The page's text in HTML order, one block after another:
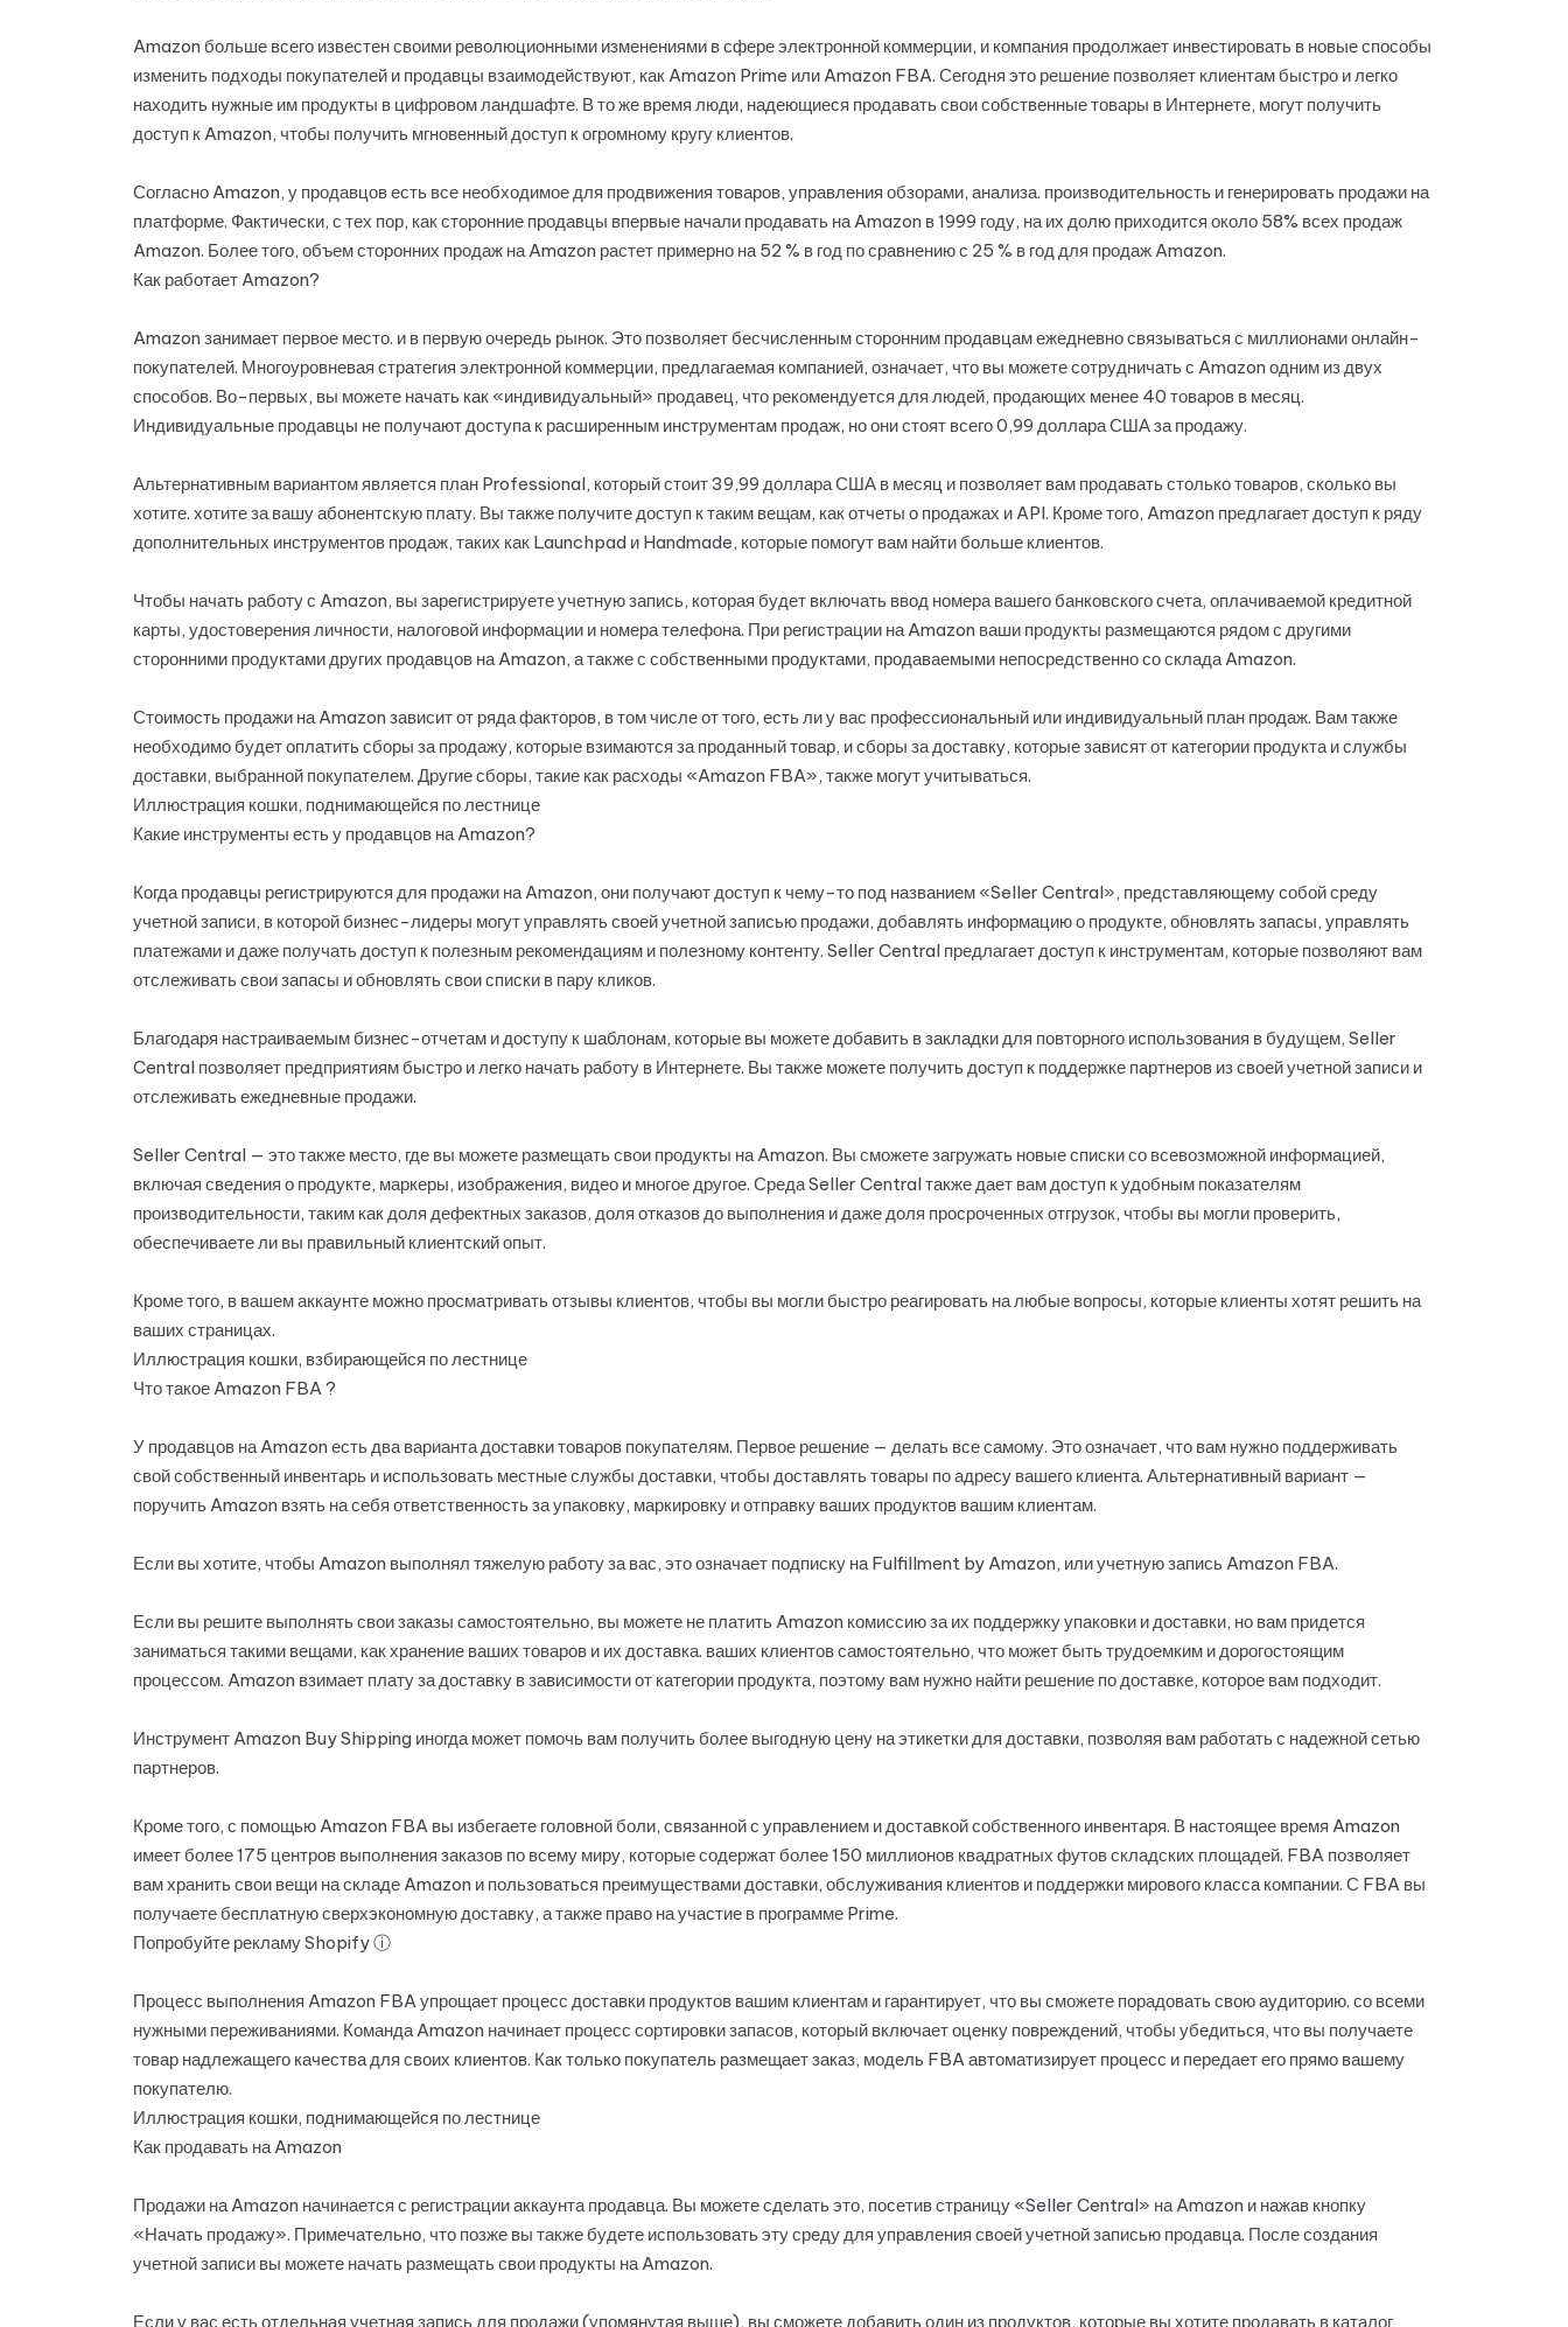
Amazon больше всего известен своими революционными изменениями в сфере электронной коммерции, и компания продолжает инвестировать в новые способы
изменить подходы покупателей и продавцы взаимодействуют, как Amazon Prime или Amazon FBA. Сегодня это решение позволяет клиентам быстро и легко
находить нужные им продукты в цифровом ландшафте. В то же время люди, надеющиеся продавать свои собственные товары в Интернете, могут получить
доступ к Amazon, чтобы получить мгновенный доступ к огромному кругу клиентов.
Согласно Amazon, у продавцов есть все необходимое для продвижения товаров, управления обзорами, анализа. производительность и генерировать продажи на
платформе. Фактически, с тех пор, как сторонние продавцы впервые начали продавать на Amazon в 1999 году, на их долю приходится около 58% всех продаж
Amazon. Более того, объем сторонних продаж на Amazon растет примерно на 52 % в год по сравнению с 25 % в год для продаж Amazon.
Как работает Amazon?
Amazon занимает первое место. и в первую очередь рынок. Это позволяет бесчисленным сторонним продавцам ежедневно связываться с миллионами онлайн-
покупателей. Многоуровневая стратегия электронной коммерции, предлагаемая компанией, означает, что вы можете сотрудничать с Amazon одним из двух
способов. Во-первых, вы можете начать как «индивидуальный» продавец, что рекомендуется для людей, продающих менее 40 товаров в месяц.
Индивидуальные продавцы не получают доступа к расширенным инструментам продаж, но они стоят всего 0,99 доллара США за продажу.
Альтернативным вариантом является план Professional, который стоит 39,99 доллара США в месяц и позволяет вам продавать столько товаров, сколько вы
хотите. хотите за вашу абонентскую плату. Вы также получите доступ к таким вещам, как отчеты о продажах и API. Кроме того, Amazon предлагает доступ к ряду
дополнительных инструментов продаж, таких как Launchpad и Handmade, которые помогут вам найти больше клиентов.
Чтобы начать работу с Amazon, вы зарегистрируете учетную запись, которая будет включать ввод номера вашего банковского счета, оплачиваемой кредитной
карты, удостоверения личности, налоговой информации и номера телефона. При регистрации на Amazon ваши продукты размещаются рядом с другими
сторонними продуктами других продавцов на Amazon, а также с собственными продуктами, продаваемыми непосредственно со склада Amazon.
Стоимость продажи на Amazon зависит от ряда факторов, в том числе от того, есть ли у вас профессиональный или индивидуальный план продаж. Вам также
необходимо будет оплатить сборы за продажу, которые взимаются за проданный товар, и сборы за доставку, которые зависят от категории продукта и службы
доставки, выбранной покупателем. Другие сборы, такие как расходы «Amazon FBA», также могут учитываться.
Иллюстрация кошки, поднимающейся по лестнице
Какие инструменты есть у продавцов на Amazon?
Когда продавцы регистрируются для продажи на Amazon, они получают доступ к чему-то под названием «Seller Central», представляющему собой среду
учетной записи, в которой бизнес-лидеры могут управлять своей учетной записью продажи, добавлять информацию о продукте, обновлять запасы, управлять
платежами и даже получать доступ к полезным рекомендациям и полезному контенту. Seller Central предлагает доступ к инструментам, которые позволяют вам
отслеживать свои запасы и обновлять свои списки в пару кликов.
Благодаря настраиваемым бизнес-отчетам и доступу к шаблонам, которые вы можете добавить в закладки для повторного использования в будущем, Seller
Central позволяет предприятиям быстро и легко начать работу в Интернете. Вы также можете получить доступ к поддержке партнеров из своей учетной записи и
отслеживать ежедневные продажи.
Seller Central — это также место, где вы можете размещать свои продукты на Amazon. Вы сможете загружать новые списки со всевозможной информацией,
включая сведения о продукте, маркеры, изображения, видео и многое другое. Среда Seller Central также дает вам доступ к удобным показателям
производительности, таким как доля дефектных заказов, доля отказов до выполнения и даже доля просроченных отгрузок, чтобы вы могли проверить,
обеспечиваете ли вы правильный клиентский опыт.
Кроме того, в вашем аккаунте можно просматривать отзывы клиентов, чтобы вы могли быстро реагировать на любые вопросы, которые клиенты хотят решить на
ваших страницах.
Иллюстрация кошки, взбирающейся по лестнице
Что такое Amazon FBA ?
У продавцов на Amazon есть два варианта доставки товаров покупателям. Первое решение — делать все самому. Это означает, что вам нужно поддерживать
свой собственный инвентарь и использовать местные службы доставки, чтобы доставлять товары по адресу вашего клиента. Альтернативный вариант —
поручить Amazon взять на себя ответственность за упаковку, маркировку и отправку ваших продуктов вашим клиентам.
Если вы хотите, чтобы Amazon выполнял тяжелую работу за вас, это означает подписку на Fulfillment by Amazon, или учетную запись Amazon FBA.
Если вы решите выполнять свои заказы самостоятельно, вы можете не платить Amazon комиссию за их поддержку упаковки и доставки, но вам придется
заниматься такими вещами, как хранение ваших товаров и их доставка. ваших клиентов самостоятельно, что может быть трудоемким и дорогостоящим
процессом. Amazon взимает плату за доставку в зависимости от категории продукта, поэтому вам нужно найти решение по доставке, которое вам подходит.
Инструмент Amazon Buy Shipping иногда может помочь вам получить более выгодную цену на этикетки для доставки, позволяя вам работать с надежной сетью
партнеров.
Кроме того, с помощью Amazon FBA вы избегаете головной боли, связанной с управлением и доставкой собственного инвентаря. В настоящее время Amazon
имеет более 175 центров выполнения заказов по всему миру, которые содержат более 150 миллионов квадратных футов складских площадей. FBA позволяет
вам хранить свои вещи на складе Amazon и пользоваться преимуществами доставки, обслуживания клиентов и поддержки мирового класса компании. С FBA вы
получаете бесплатную сверхэкономную доставку, а также право на участие в программе Prime.
Попробуйте рекламу Shopify ⓘ
Процесс выполнения Amazon FBA упрощает процесс доставки продуктов вашим клиентам и гарантирует, что вы сможете порадовать свою аудиторию. со всеми
нужными переживаниями. Команда Amazon начинает процесс сортировки запасов, который включает оценку повреждений, чтобы убедиться, что вы получаете
товар надлежащего качества для своих клиентов. Как только покупатель размещает заказ, модель FBA автоматизирует процесс и передает его прямо вашему
покупателю.
Иллюстрация кошки, поднимающейся по лестнице
Как продавать на Amazon
Продажи на Amazon начинается с регистрации аккаунта продавца. Вы можете сделать это, посетив страницу «Seller Central» на Amazon и нажав кнопку
«Начать продажу». Примечательно, что позже вы также будете использовать эту среду для управления своей учетной записью продавца. После создания
учетной записи вы можете начать размещать свои продукты на Amazon.
Если у вас есть отдельная учетная запись для продажи (упомянутая выше), вы сможете добавить один из продуктов, которые вы хотите продавать в каталог